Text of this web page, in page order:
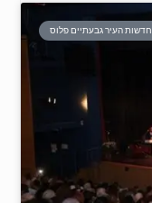
חדשות העיר גבעתיים פלוס